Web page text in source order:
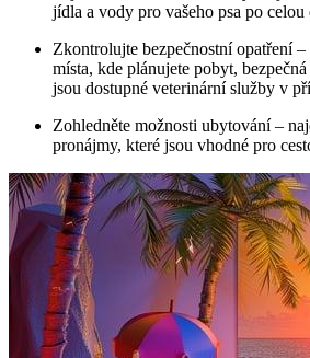
jídla a vody pro vašeho psa po
Zkontrolujte bezpečnostní opatření
místa, kde plánujete pobyt,
jsou dostupné veterinární služby v
Zohledněte možnosti ubytování –
pronájmy, které jsou vhodné pro